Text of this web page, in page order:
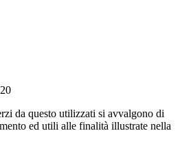
da questo utilizzati si avvalgono di
ed utili alle finalità illustrate nella